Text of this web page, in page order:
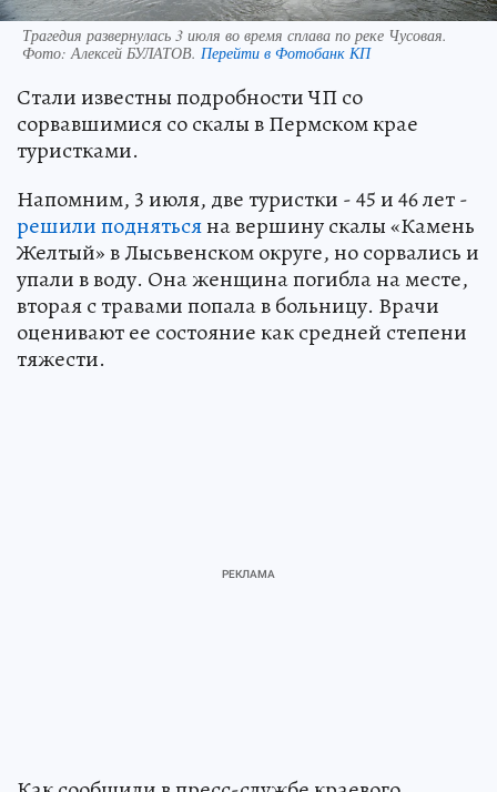
Трагедия развернулась 3 июля во время сплава по реке Чусовая.
Фото:Алексей БУЛАТОВ. Перейти в Фотобанк КП
Стали известны подробности ЧП со
сорвавшимися со скалы в Пермском крае
туристками.
Напомним, 3 июля, две туристки - 45 и 46 лет -
решили поднятьсяна вершину скалы «Камень
Желтый» в Лысьвенском округе, но сорвались и
упали в воду. Она женщина погибла на месте,
вторая с травами попала в больницу. Врачи
оценивают ее состояние как средней степени
тяжести.